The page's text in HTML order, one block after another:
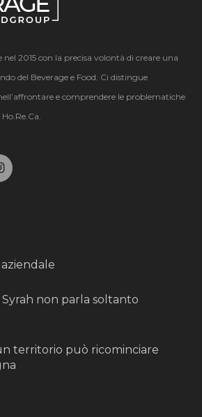
nel 2015 con la precisa volontà di creare una
del Beverage e Food. Ci distingue
e comprendere le problematiche
Syrah non parla soltanto
territorio può ricominciare